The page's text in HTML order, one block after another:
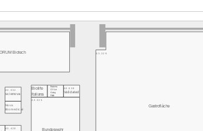
A3.325
Bundeswehr
A3.329
Gastrofläche
A3.428
Nova
Biomedical
A3.532
scienova
Biolife
Italiana
Business
Office
Going
Public
A3.538
Validated
Biotech